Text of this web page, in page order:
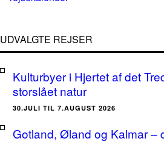
UDVALGTE REJSER
Kulturbyer i Hjertet af det
storslået natur
30.JULI TIL 7.AUGUST 2026
Gotland, Øland og Kalmar –